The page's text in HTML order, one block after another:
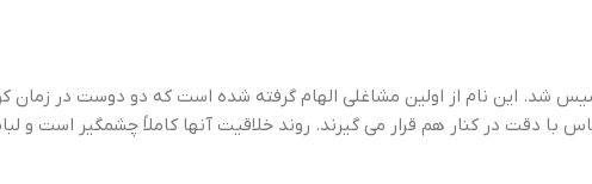
رز کرن تاسیس شد. این نام از اولین مشاغلی الهام گرفته شده است که دو دوست در
دقت در کنار هم قرار می گیرند. روند خلاقیت آنها کاملاً چشمگیر است و